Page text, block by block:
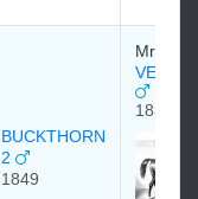
BUCKTHORN
2
1849
Mr. J.
1833